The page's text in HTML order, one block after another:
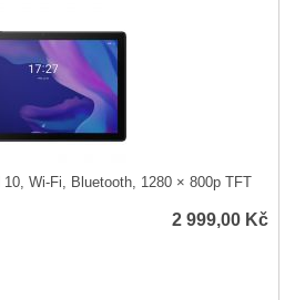
Wi-Fi, Bluetooth, 1280 × 800p TFT
2 999,00 Kč